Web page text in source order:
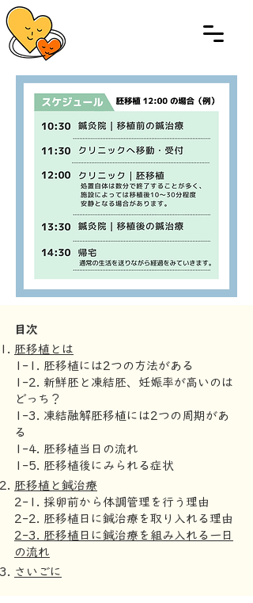
​​目次
胚移植とは
1-1. 胚移植には2つの方法がある
1-2. 新鮮胚と凍結胚、妊娠率が高いのは
どっち？
1-3. 凍結融解胚移植には2つの周期があ
る
1-4. 胚移植当日の流れ
1-5. 胚移植後にみられる症状
胚移植と鍼治療
2-1. 採卵前から体調管理を行う理由
2-2. 胚移植日に鍼治療を取り入れる理由
2-3. 胚移植日に鍼治療を組み入れる一日
の流れ
​さいごに